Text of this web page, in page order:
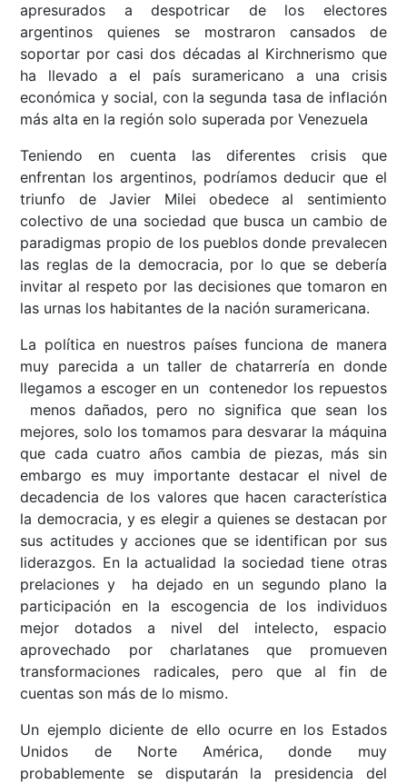
apresurados a despotricar de los electores
argentinos quienes se mostraron cansados de
soportar por casi dos décadas al Kirchnerismo que
ha llevado a el país suramericano a una crisis
económica y social, con la segunda tasa de inflación
más alta en la región solo superada por Venezuela
Teniendo en cuenta las diferentes crisis que
enfrentan los argentinos, podríamos deducir que el
triunfo de Javier Milei obedece al sentimiento
colectivo de una sociedad que busca un cambio de
paradigmas propio de los pueblos donde prevalecen
las reglas de la democracia, por lo que se debería
invitar al respeto por las decisiones que tomaron en
las urnas los habitantes de la nación suramericana.
La política en nuestros países funciona de manera
muy parecida a un taller de chatarrería en donde
llegamos a escoger en un contenedor los repuestos
menos dañados, pero no significa que sean los
mejores, solo los tomamos para desvarar la máquina
que cada cuatro años cambia de piezas, más sin
embargo es muy importante destacar el nivel de
decadencia de los valores que hacen característica
la democracia, y es elegir a quienes se destacan por
sus actitudes y acciones que se identifican por sus
liderazgos. En la actualidad la sociedad tiene otras
prelaciones y ha dejado en un segundo plano la
participación en la escogencia de los individuos
mejor dotados a nivel del intelecto, espacio
aprovechado por charlatanes que promueven
transformaciones radicales, pero que al fin de
cuentas son más de lo mismo.
Un ejemplo diciente de ello ocurre en los Estados
Unidos de Norte América, donde muy
probablemente se disputarán la presidencia del